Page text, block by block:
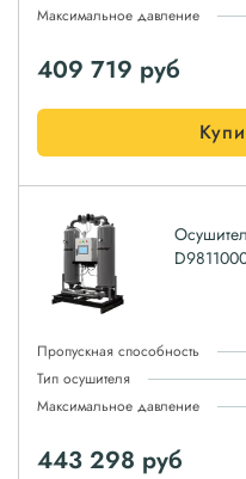
Максимальное давление
409 719 руб
Пропускная способность
Тип осушителя
Максимальное давление
443 298 руб